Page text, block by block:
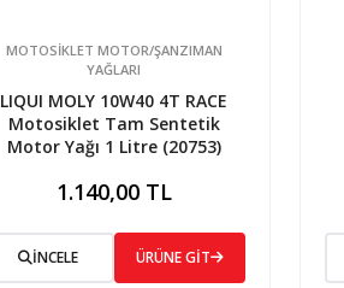
MOTOSİKLET MOTOR/ŞANZIMAN
YAĞLARI
LIQUI MOLY 10W40 4T RACE
Motosiklet Tam Sentetik
Motor Yağı 1 Litre (20753)
1.140,00 TL
İNCELE ÜRÜNE GİT